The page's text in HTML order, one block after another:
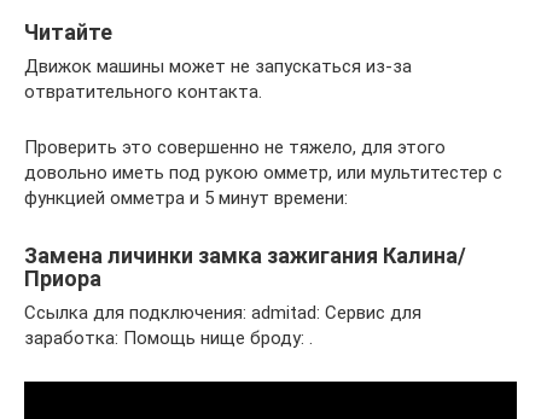
Читайте
Движок машины может не запускаться из-за
отвратительного контакта.
Проверить это совершенно не тяжело, для этого
довольно иметь под рукою омметр, или мультитестер с
функцией омметра и 5 минут времени:
Замена личинки замка зажигания Калина/
Приора
Ссылка для подключения: admitad: Сервис для
заработка: Помощь нище броду: .